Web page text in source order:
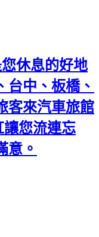
休息的好地
台中、板橋、
客來汽車旅館
您流連忘
意。